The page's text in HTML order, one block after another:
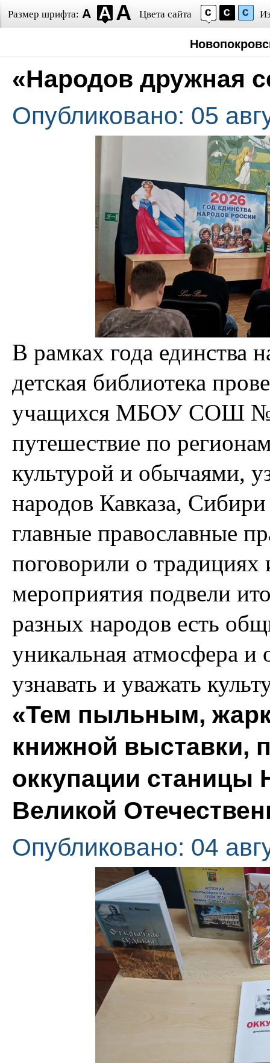
Размер шрифта: Цвета сайта
«Народов дружная
Опубликовано: 05
В рамках года единства
детская библиотека
учащихся МБОУ СОШ №1.
путешествие по
культурой и обычаями,
народов Кавказа,
главные православные
поговорили о
мероприятия подвели
разных народов есть
уникальная атмосфера
узнавать и уважать
«Тем пыльным,
книжной выставки,
оккупации станицы
Великой
Опубликовано: 04